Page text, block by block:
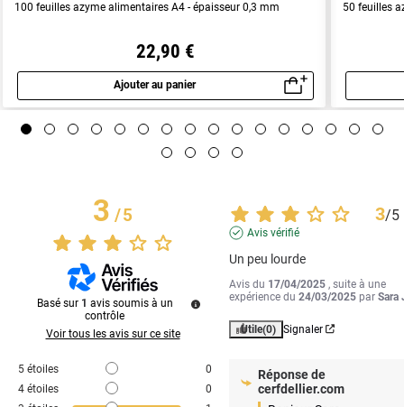
100 feuilles azyme alimentaires A4 - épaisseur 0,3 mm
22,90 €
Ajouter au panier
Aperçu rapide
50 feuilles
3/5
Basé sur 1 avis soumis à un
contrôle
Voir tous les avis sur ce site
5 étoiles
0
4 étoiles
0
3/5
Avis vérifié
Un peu lourde
Avis du 17/04/2025 , suite à une
expérience du24/03/2025 parSara
Utile(0) Signaler
Réponse de
cerfdellier.com